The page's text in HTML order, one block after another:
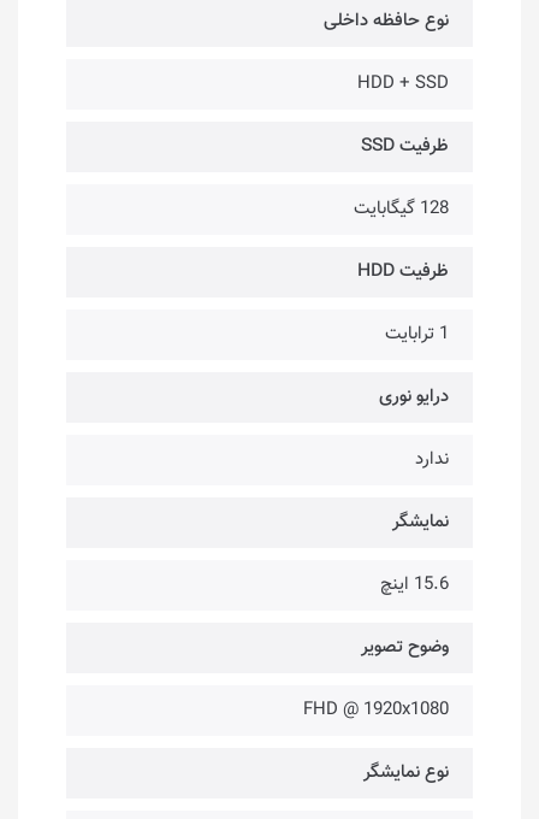
نوع حافظه داخلی
HDD + SSD
ظرفیت SSD
128 گیگابایت
ظرفیت HDD
1 ترابایت
درایو نوری
ندارد
نمایشگر
15.6 اینچ
وضوح تصویر
FHD @ 1920x1080
نوع نمایشگر